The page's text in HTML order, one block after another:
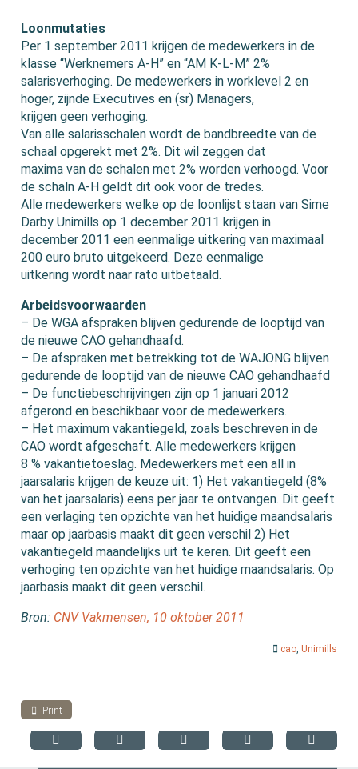
Loonmutaties
Per 1 september 2011 krijgen de medewerkers in de
klasse “Werknemers A-H” en “AM K-L-M” 2%
salarisverhoging. De medewerkers in worklevel 2 en
hoger, zijnde Executives en (sr) Managers,
krijgen geen verhoging.
Van alle salarisschalen wordt de bandbreedte van de
schaal opgerekt met 2%. Dit wil zeggen dat
maxima van de schalen met 2% worden verhoogd. Voor
de schaln A-H geldt dit ook voor de tredes.
Alle medewerkers welke op de loonlijst staan van Sime
Darby Unimills op 1 december 2011 krijgen in
december 2011 een eenmalige uitkering van maximaal
200 euro bruto uitgekeerd. Deze eenmalige
uitkering wordt naar rato uitbetaald.
Arbeidsvoorwaarden
– De WGA afspraken blijven gedurende de looptijd van
de nieuwe CAO gehandhaafd.
– De afspraken met betrekking tot de WAJONG blijven
gedurende de looptijd van de nieuwe CAO gehandhaafd
– De functiebeschrijvingen zijn op 1 januari 2012
afgerond en beschikbaar voor de medewerkers.
– Het maximum vakantiegeld, zoals beschreven in de
CAO wordt afgeschaft. Alle medewerkers krijgen
8 % vakantietoeslag. Medewerkers met een all in
jaarsalaris krijgen de keuze uit: 1) Het vakantiegeld (8%
van het jaarsalaris) eens per jaar te ontvangen. Dit geeft
een verlaging ten opzichte van het huidige maandsalaris
maar op jaarbasis maakt dit geen verschil 2) Het
vakantiegeld maandelijks uit te keren. Dit geeft een
verhoging ten opzichte van het huidige maandsalaris. Op
jaarbasis maakt dit geen verschil.
Bron: CNV Vakmensen, 10 oktober 2011
cao, Unimills
Print